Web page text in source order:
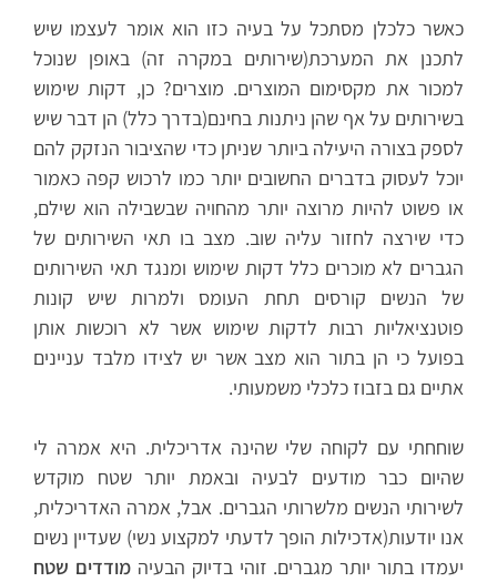
כאשר כלכלן מסתכל על בעיה כזו הוא אומר לעצמו שיש
לתכנן את המערכת(שירותים במקרה זה) באופן שנוכל
למכור את מקסימום המוצרים. מוצרים? כן, דקות שימוש
בשירותים על אף שהן ניתנות בחינם(בדרך כלל) הן דבר שיש
לספק בצורה היעילה ביותר שניתן כדי שהציבור הנזקק להם
יוכל לעסוק בדברים החשובים יותר כמו לרכוש קפה כאמור
או פשוט להיות מרוצה יותר מהחויה שבשבילה הוא שילם,
כדי שירצה לחזור עליה שוב. מצב בו תאי השירותים של
הגברים לא מוכרים כלל דקות שימוש ומנגד תאי השירותים
של הנשים קורסים תחת העומס ולמרות שיש קונות
פוטנציאליות רבות לדקות שימוש אשר לא רוכשות אותן
בפועל כי הן בתור הוא מצב אשר יש לצידו מלבד עניינים
אתיים גם בזבוז כלכלי משמעותי.
שוחחתי עם לקוחה שלי שהינה אדריכלית. היא אמרה לי
שהיום כבר מודעים לבעיה ובאמת יותר שטח מוקדש
לשירותי הנשים מלשרותי הגברים. אבל, אמרה האדריכלית,
אנו יודעות(אדכילות הופך לדעתי למקצוע נשי) שעדיין נשים
יעמדו בתור יותר מגברים. זוהי בדיוק הבעיהמודדים שטח